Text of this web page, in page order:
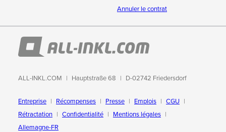
Annuler le contrat
ALL-INKL.COM Hauptstraße 68 D-02742 Friedersdorf
Entreprise Récompenses Presse Emplois
CGU
Rétractation
Confidentialité
Mentions légales
Allemagne-FR